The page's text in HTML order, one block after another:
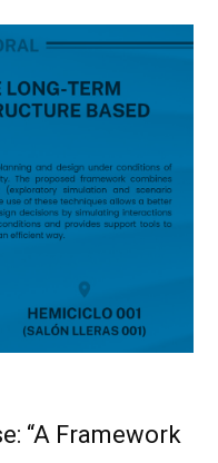
“A Framework